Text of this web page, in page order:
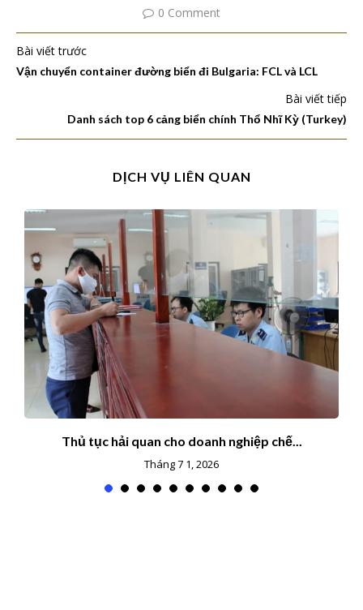
0 Comment
Bài viết trước
Vận chuyển container đường biển đi Bulgaria: FCL và LCL
Bài viết tiếp
Danh sách top 6 cảng biển chính Thổ Nhĩ Kỳ (Turkey)
DỊCH VỤ LIÊN QUAN
Thủ tục hải quan cho doanh nghiệp chế...
Tháng 7 1, 2026